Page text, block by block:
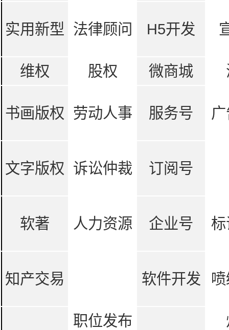
实用新型 法律顾问 H5开发
维权 股权 微商城
书画版权 劳动人事 服务号
文字版权 诉讼仲裁 订阅号
软著 人力资源 企业号
知产交易 软件开发
职位发布